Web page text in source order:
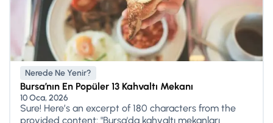
Nerede Ne Yenir?
Bursa’nın En Popüler 13 Kahvaltı Mekanı
10 Oca, 2026
Sure! Here’s an excerpt of 180 characters from the
provided content: "Bursa'da kahvaltı mekanları